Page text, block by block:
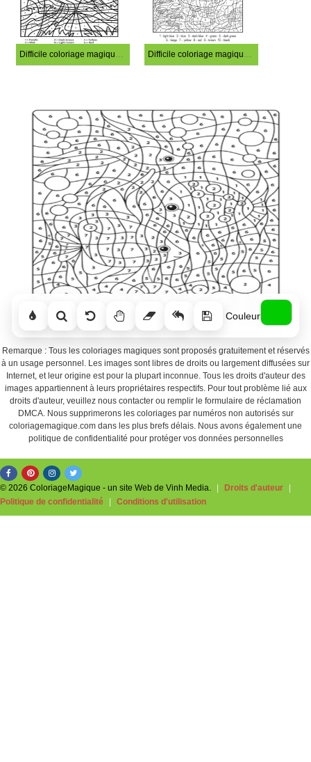
Difficile coloriage magique de perroquet Difficile coloriage magique de Noël
Couleur
Remarque : Tous les coloriages magiques sont proposés gratuitement et réservés
à un usage personnel. Les images sont libres de droits ou largement diffusées sur
Internet, et leur origine est pour la plupart inconnue. Tous les droits d'auteur des
images appartiennent à leurs propriétaires respectifs. Pour tout problème lié aux
droits d'auteur, veuillez nous contacter ou remplir le formulaire de réclamation
DMCA. Nous supprimerons les coloriages par numéros non autorisés sur
coloriagemagique.com dans les plus brefs délais. Nous avons également une
politique de confidentialité pour protéger vos données personnelles
© 2026 ColoriageMagique - un site Web de Vinh Media. Droits d'auteur
Politique de confidentialité
Conditions d'utilisation